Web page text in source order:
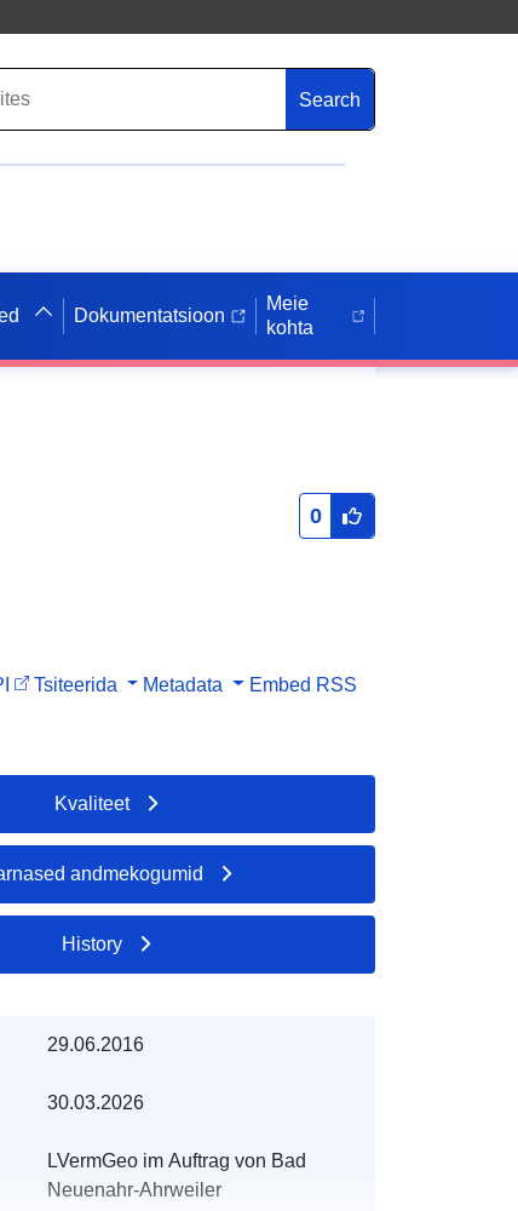
Search
Dokumentatsioon
Meie
kohta
0
Tsiteerida Metadata Embed RSS
Kvaliteet
andmekogumid
History
29.06.2016
30.03.2026
LVermGeo im Auftrag von Bad
Neuenahr-Ahrweiler